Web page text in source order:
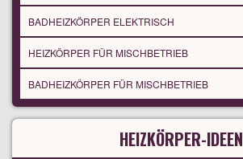
BADHEIZKÖRPER ELEKTRISCH
HEIZKÖRPER FÜR MISCHBETRIEB
BADHEIZKÖRPER FÜR MISCHBETRIEB
HEIZKÖRPER-IDEEN